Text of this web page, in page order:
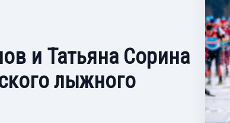
и Татьяна Сорина
лыжного